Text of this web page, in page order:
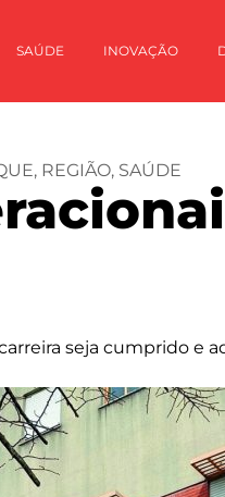
SAÚDE INOVAÇÃO
, REGIÃO, SAÚDE
seja cumprido e